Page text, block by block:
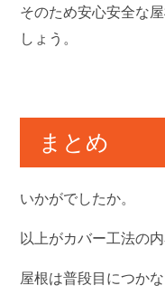
そのため安心安全な
しょう。
まとめ
いかがでしたか。
以上がカバー工法の
屋根は普段目につか